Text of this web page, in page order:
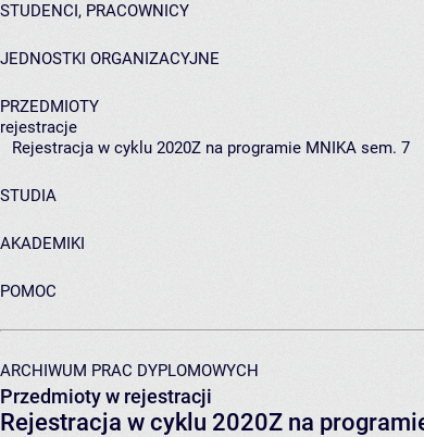
STUDENCI, PRACOWNICY
JEDNOSTKI ORGANIZACYJNE
PRZEDMIOTY
rejestracje
Rejestracja w cyklu 2020Z na programie MNIKA sem. 7
STUDIA
AKADEMIKI
POMOC
ARCHIWUM PRAC DYPLOMOWYCH
Przedmioty w rejestracji
Rejestracja w cyklu 2020Z na